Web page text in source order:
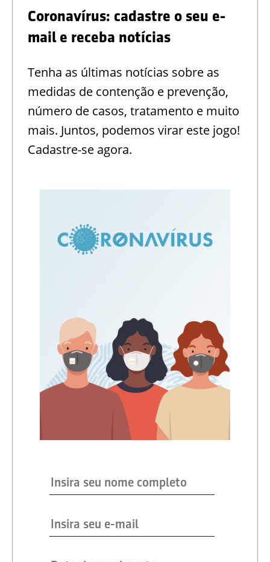
Coronavírus: cadastre o seu e-
mail e receba notícias
Tenha as últimas notícias sobre as
medidas de contenção e prevenção,
número de casos, tratamento e muito
mais. Juntos, podemos virar este jogo!
Cadastre-se agora.